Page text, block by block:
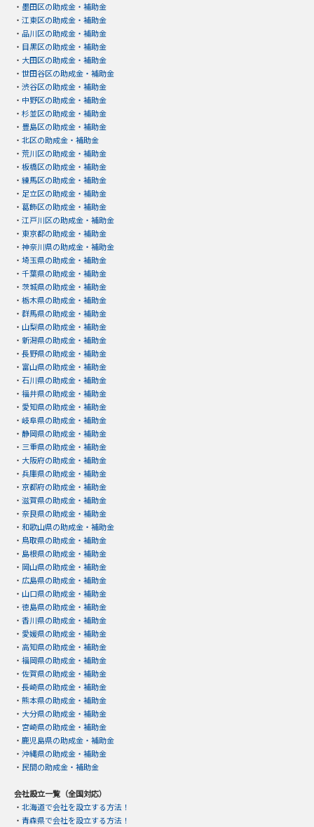
・ 墨田区の助成金・補助金
・ 江東区の助成金・補助金
・ 品川区の助成金・補助金
・ 目黒区の助成金・補助金
・ 大田区の助成金・補助金
・ 世田谷区の助成金・補助金
・ 渋谷区の助成金・補助金
・ 中野区の助成金・補助金
・ 杉並区の助成金・補助金
・ 豊島区の助成金・補助金
・ 北区の助成金・補助金
・ 荒川区の助成金・補助金
・ 板橋区の助成金・補助金
・ 練馬区の助成金・補助金
・ 足立区の助成金・補助金
・ 葛飾区の助成金・補助金
・ 江戸川区の助成金・補助金
・ 東京都の助成金・補助金
・ 神奈川県の助成金・補助金
・ 埼玉県の助成金・補助金
・ 千葉県の助成金・補助金
・ 茨城県の助成金・補助金
・ 栃木県の助成金・補助金
・ 群馬県の助成金・補助金
・ 山梨県の助成金・補助金
・ 新潟県の助成金・補助金
・ 長野県の助成金・補助金
・ 富山県の助成金・補助金
・ 石川県の助成金・補助金
・ 福井県の助成金・補助金
・ 愛知県の助成金・補助金
・ 岐阜県の助成金・補助金
・ 静岡県の助成金・補助金
・ 三重県の助成金・補助金
・ 大阪府の助成金・補助金
・ 兵庫県の助成金・補助金
・ 京都府の助成金・補助金
・ 滋賀県の助成金・補助金
・ 奈良県の助成金・補助金
・ 和歌山県の助成金・補助金
・ 鳥取県の助成金・補助金
・ 島根県の助成金・補助金
・ 岡山県の助成金・補助金
・ 広島県の助成金・補助金
・ 山口県の助成金・補助金
・ 徳島県の助成金・補助金
・ 香川県の助成金・補助金
・ 愛媛県の助成金・補助金
・ 高知県の助成金・補助金
・ 福岡県の助成金・補助金
・ 佐賀県の助成金・補助金
・ 長崎県の助成金・補助金
・ 熊本県の助成金・補助金
・ 大分県の助成金・補助金
・ 宮崎県の助成金・補助金
・ 鹿児島県の助成金・補助金
・ 沖縄県の助成金・補助金
・ 民間の助成金・補助金
会社設立一覧（全国対応）
・ 北海道で会社を設立する方法！
・ 青森県で会社を設立する方法！